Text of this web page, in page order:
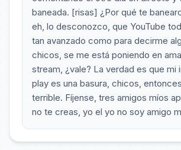
baneada. [risas] ¿Por qué te
eh, lo desconozco, que YouTube
tan avanzado como para decirme
chicos, se me está poniendo en
stream, ¿vale? La verdad es que mi
play es una basura, chicos,
terrible. Fíjense, tres amigos míos
no te creas, yo el yo no soy amigo